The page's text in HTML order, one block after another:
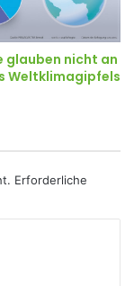
glauben nicht an
Weltklimagipfels
Erforderliche